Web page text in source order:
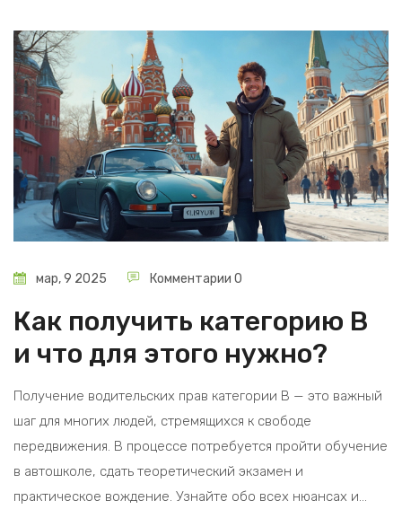
мар, 9 2025 Комментарии 0
Как получить категорию В
и что для этого нужно?
Получение водительских прав категории В — это важный
шаг для многих людей, стремящихся к свободе
передвижения. В процессе потребуется пройти обучение
в автошколе, сдать теоретический экзамен и
практическое вождение. Узнайте обо всех нюансах и